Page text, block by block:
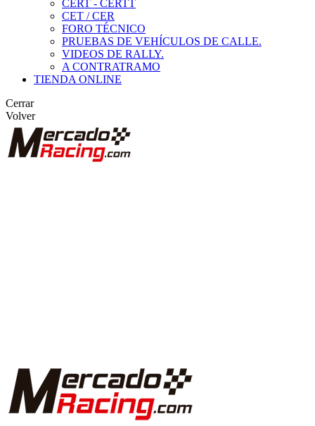
CERT - CERTT
CET / CER
FORO TÉCNICO
PRUEBAS DE VEHÍCULOS DE CALLE.
VIDEOS DE RALLY.
A CONTRATRAMO
TIENDA ONLINE
Cerrar
Volver
Porsche
Skoda
OTRAS MARCAS